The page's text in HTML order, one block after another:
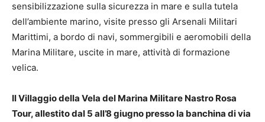
sensibilizzazione sulla sicurezza in mare e sulla tutela
dell’ambiente marino, visite presso gli Arsenali Militari
Marittimi, a bordo di navi, sommergibili e aeromobili della
Marina Militare, uscite in mare, attività di formazione
velica.
Il Villaggio della Vela del Marina Militare Nastro Rosa
Tour, allestito dal 5 all’8 giugno presso la banchina di via